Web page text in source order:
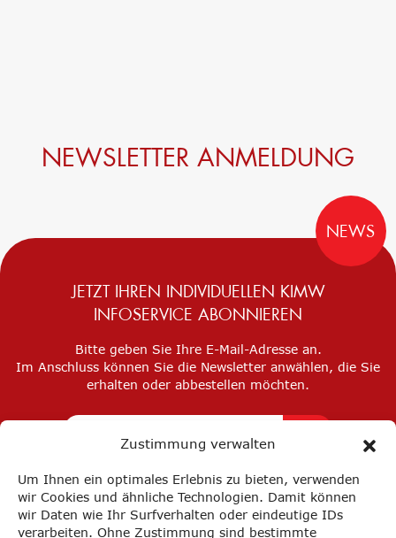
Zustimmung verwalten
Um Ihnen ein optimales Erlebnis zu bieten, verwenden
wir Cookies und ähnliche Technologien. Damit können
wir Daten wie Ihr Surfverhalten oder eindeutige IDs
verarbeiten. Ohne Zustimmung sind bestimmte
NEWSLETTER ANMELDUNG
NEWS
JETZT IHREN INDIVIDUELLEN KIMW
INFOSERVICE ABONNIEREN
Bitte geben Sie Ihre E-Mail-Adresse an.
Im Anschluss können Sie die Newsletter anwählen, die Sie
erhalten oder abbestellen möchten.